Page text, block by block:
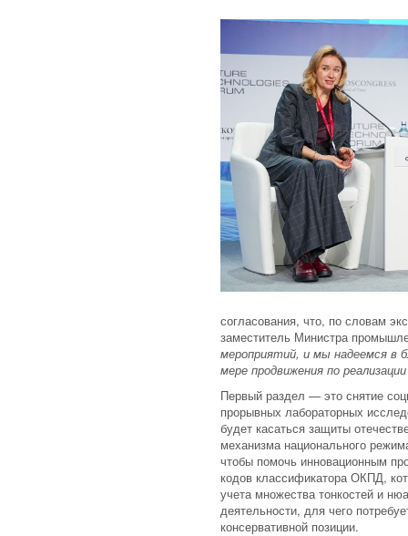
согласования, что, по словам
заместитель Министра
мероприятий, и мы надеемся в
мере продвижения по
Первый раздел — это снятие
прорывных лабораторных
будет касаться защиты
механизма национального
чтобы помочь инновационным
кодов классификатора ОКПД,
учета множества тонкостей и
деятельности, для чего
консервативной позиции.